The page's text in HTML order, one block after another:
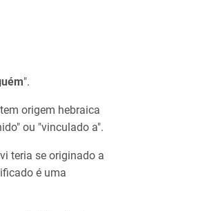
".
origem hebraica
ou "vinculado a".
teria se originado a
é uma